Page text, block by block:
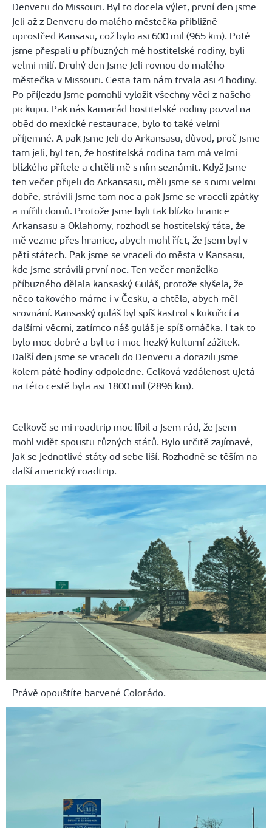
Denveru do Missouri. Byl to docela výlet, první den jsme
jeli až z Denveru do malého městečka přibližně
uprostřed Kansasu, což bylo asi 600 mil (965 km). Poté
jsme přespali u příbuzných mé hostitelské rodiny, byli
velmi milí. Druhý den jsme jeli rovnou do malého
městečka v Missouri. Cesta tam nám trvala asi 4 hodiny.
Po příjezdu jsme pomohli vyložit všechny věci z našeho
pickupu. Pak nás kamarád hostitelské rodiny pozval na
oběd do mexické restaurace, bylo to také velmi
příjemné. A pak jsme jeli do Arkansasu, důvod, proč jsme
tam jeli, byl ten, že hostitelská rodina tam má velmi
blízkého přítele a chtěli mě s ním seznámit. Když jsme
ten večer přijeli do Arkansasu, měli jsme se s nimi velmi
dobře, strávili jsme tam noc a pak jsme se vraceli zpátky
a mířili domů. Protože jsme byli tak blízko hranice
Arkansasu a Oklahomy, rozhodl se hostitelský táta, že
mě vezme přes hranice, abych mohl říct, že jsem byl v
pěti státech. Pak jsme se vraceli do města v Kansasu,
kde jsme strávili první noc. Ten večer manželka
příbuzného dělala kansaský Guláš, protože slyšela, že
něco takového máme i v Česku, a chtěla, abych měl
srovnání. Kansaský guláš byl spíš kastrol s kukuřicí a
dalšími věcmi, zatímco náš guláš je spíš omáčka. I tak to
bylo moc dobré a byl to i moc hezký kulturní zážitek.
Další den jsme se vraceli do Denveru a dorazili jsme
kolem páté hodiny odpoledne. Celková vzdálenost ujetá
na této cestě byla asi 1800 mil (2896 km).
Celkově se mi roadtrip moc líbil a jsem rád, že jsem
mohl vidět spoustu různých států. Bylo určitě zajímavé,
jak se jednotlivé státy od sebe liší. Rozhodně se těším na
další americký roadtrip.
Právě opouštíte barvené Colorádo.